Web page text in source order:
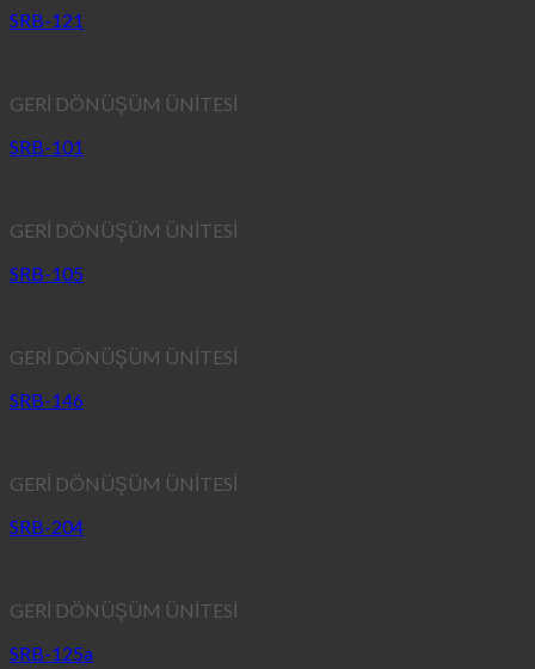
SRB-121
GERİ DÖNÜŞÜM ÜNİTESİ
SRB-101
GERİ DÖNÜŞÜM ÜNİTESİ
SRB-105
GERİ DÖNÜŞÜM ÜNİTESİ
SRB-146
GERİ DÖNÜŞÜM ÜNİTESİ
SRB-204
GERİ DÖNÜŞÜM ÜNİTESİ
SRB-125a